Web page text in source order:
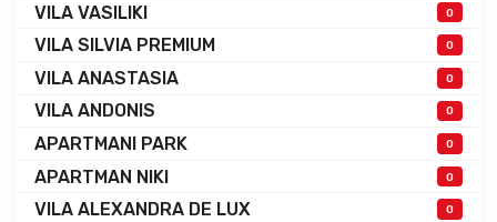
VILA VASILIKI 0
VILA SILVIA PREMIUM 0
VILA ANASTASIA 0
VILA ANDONIS 0
APARTMANI PARK 0
APARTMAN NIKI 0
VILA ALEXANDRA DE LUX 0